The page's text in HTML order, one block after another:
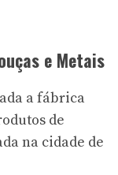
e Metais
a fábrica
de
na cidade de